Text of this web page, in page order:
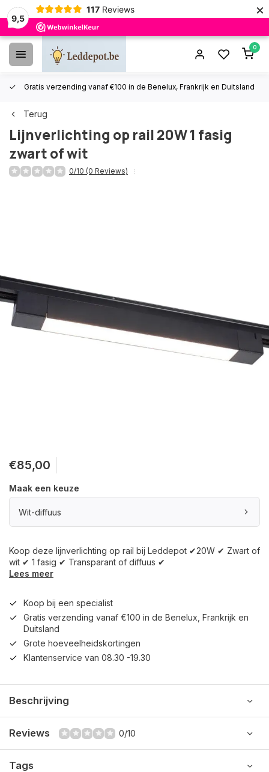
9,5
117 Reviews ×
0
Gratis verzending vanaf €100 in de Benelux, Frankrijk en Duitsland
Terug
Lijnverlichting op rail 20W 1 fasig
zwart of wit
0/10 (0 Reviews)
€85,00
Maak een keuze
Wit-diffuus
Koop deze lijnverlichting op rail bij Leddepot ✔20W ✔ Zwart of
wit ✔ 1 fasig ✔ Transparant of diffuus ✔
Lees meer
Koop bij een specialist
Gratis verzending vanaf €100 in de Benelux, Frankrijk en
Duitsland
Grote hoeveelheidskortingen
Klantenservice van 08.30 -19.30
Beschrijving
Reviews 0/10
Tags